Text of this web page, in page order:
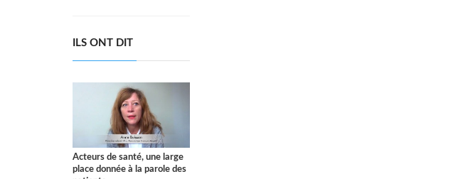
ILS ONT DIT
Acteurs de santé, une large
place donnée à la parole des